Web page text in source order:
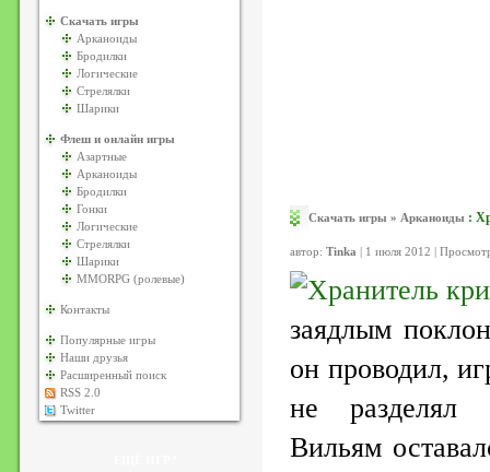
Скачать игры
Арканоиды
Бродилки
Логические
Стрелялки
Шарики
Флеш и онлайн игры
Азартные
Арканоиды
Бродилки
Гонки
Логические
Стрелялки
Шарики
MMORPG (ролевые)
Контакты
Популярные игры
Наши друзья
Расширенный поиск
RSS 2.0
Twitter
Скачать игры » Арканоиды :
автор: Tinka | 1 июля 2012 |
заядлым
он проводил,
не разделял
Вильям